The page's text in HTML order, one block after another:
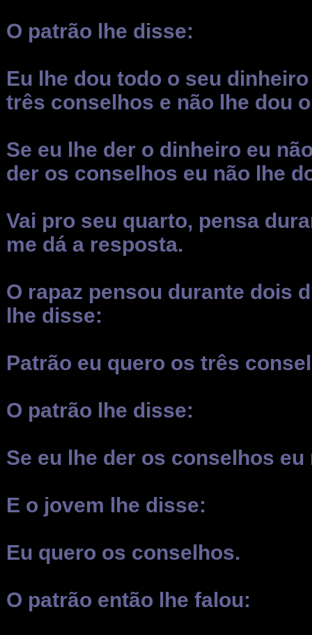
O patrão lhe disse:
Eu lhe dou todo o seu
três conselhos e não lhe dou
Se eu lhe der o dinheiro eu
der os conselhos eu não lhe
Vai pro seu quarto, pensa
me dá a resposta.
O rapaz pensou durante dois
lhe disse:
Patrão eu quero os três
O patrão lhe disse:
Se eu lhe der os conselhos
E o jovem lhe disse:
Eu quero os conselhos.
O patrão então lhe falou: